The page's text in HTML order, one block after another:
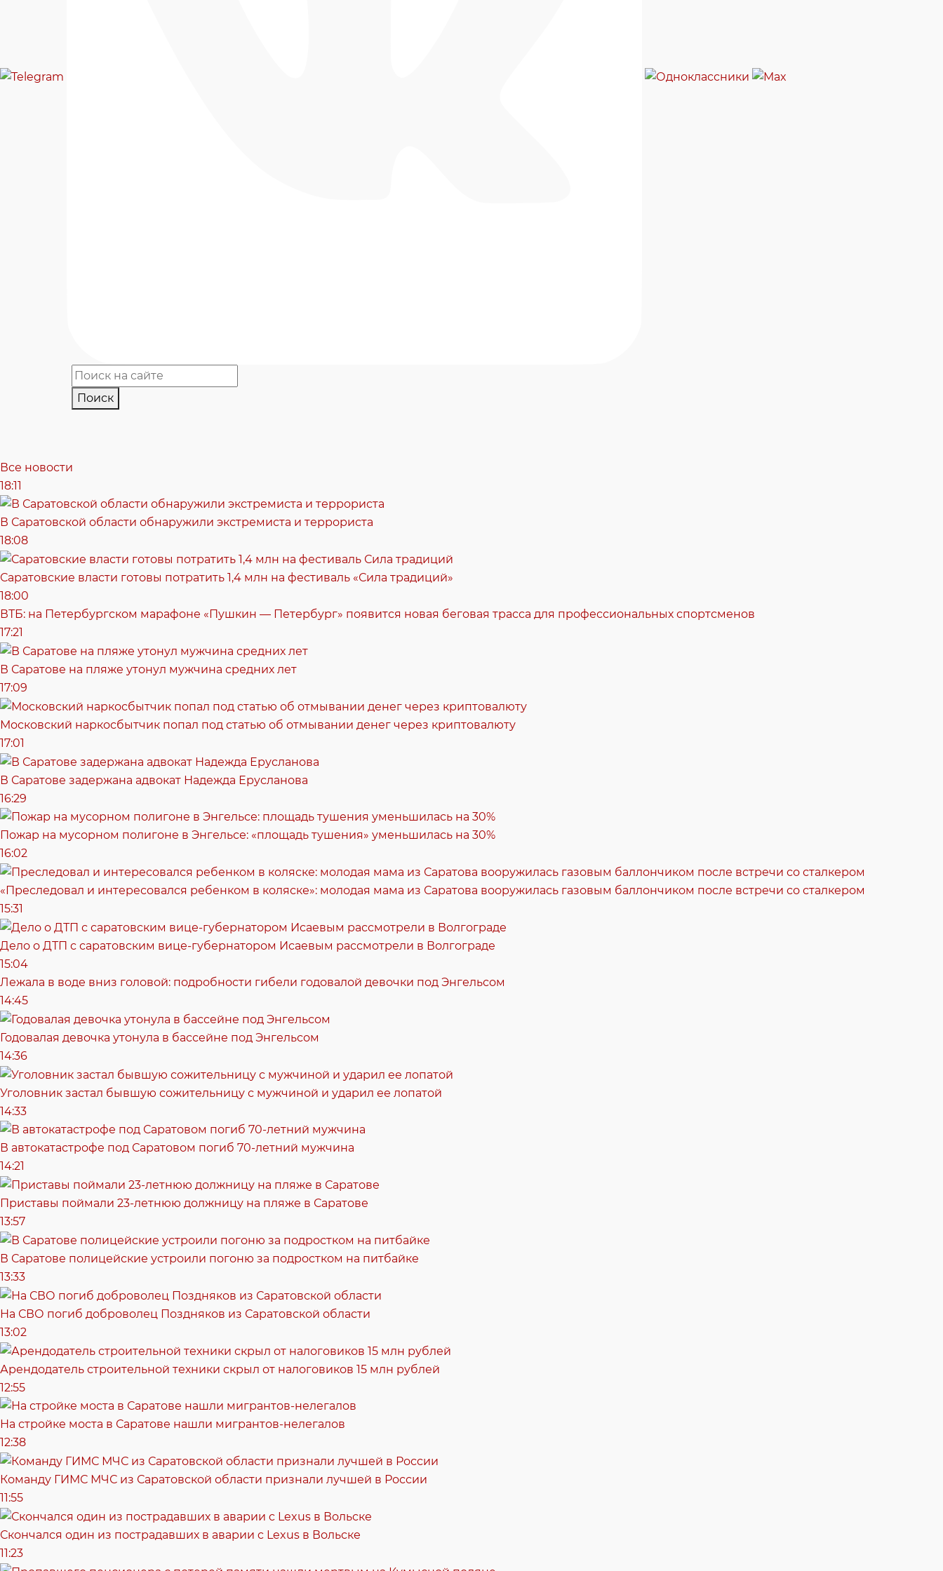
Поиск
Все новости
18:11
В Саратовской области обнаружили экстремиста и террориста
18:08
Саратовские власти готовы потратить 1,4 млн на фестиваль «Сила традиций»
18:00
ВТБ: на Петербургском марафоне «Пушкин — Петербург» появится новая беговая трасса для профессиональных спортсменов
17:21
В Саратове на пляже утонул мужчина средних лет
17:09
Московский наркосбытчик попал под статью об отмывании денег через криптовалюту
17:01
В Саратове задержана адвокат Надежда Ерусланова
16:29
Пожар на мусорном полигоне в Энгельсе: «площадь тушения» уменьшилась на 30%
16:02
«Преследовал и интересовался ребенком в коляске»: молодая мама из Саратова вооружилась газовым баллончиком после встречи со сталкером
15:31
Дело о ДТП с саратовским вице-губернатором Исаевым рассмотрели в Волгограде
15:04
Лежала в воде вниз головой: подробности гибели годовалой девочки под Энгельсом
14:45
Годовалая девочка утонула в бассейне под Энгельсом
14:36
Уголовник застал бывшую сожительницу с мужчиной и ударил ее лопатой
14:33
В автокатастрофе под Саратовом погиб 70-летний мужчина
14:21
Приставы поймали 23-летнюю должницу на пляже в Саратове
13:57
В Саратове полицейские устроили погоню за подростком на питбайке
13:33
На СВО погиб доброволец Поздняков из Саратовской области
13:02
Арендодатель строительной техники скрыл от налоговиков 15 млн рублей
12:55
На стройке моста в Саратове нашли мигрантов-нелегалов
12:38
Команду ГИМС МЧС из Саратовской области признали лучшей в России
11:55
Скончался один из пострадавших в аварии c Lexus в Вольске
11:23